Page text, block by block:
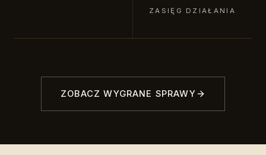
ZASIĘG DZIAŁANIA
ZOBACZ WYGRANE SPRAWY